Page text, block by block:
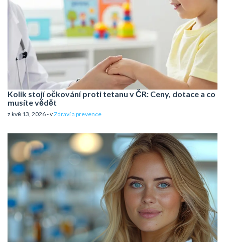
Kolik stojí očkování proti tetanu v ČR: Ceny, dotace a co
musíte vědět
z kvě 13, 2026 - vZdraví a prevence